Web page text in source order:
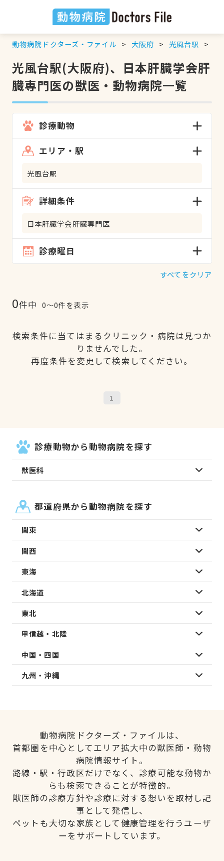
動物病院ドクターズ・ファイル 大阪府 光風台駅
光風台駅(大阪府)、日本肝臓学会肝
臓専門医の獣医・動物病院一覧
診療動物
エリア・駅
光風台駅
詳細条件
日本肝臓学会肝臓専門医
診療曜日
すべてをクリア
0件中 0〜0件を表示
検索条件に当てはまるクリニック・病院は見つか
りませんでした。
再度条件を変更して検索してください。
1
診療動物から動物病院を探す
獣医科
都道府県から動物病院を探す
関東
関西
東海
北海道
東北
甲信越・北陸
中国・四国
九州・沖縄
動物病院ドクターズ・ファイルは、
首都圏を中心としてエリア拡大中の獣医師・動物
病院情報サイト。
路線・駅・行政区だけでなく、診療可能な動物か
らも検索できることが特徴的。
獣医師の診療方針や診療に対する想いを取材し記
事として発信し、
ペットも大切な家族として健康管理を行うユーザ
ーをサポートしています。